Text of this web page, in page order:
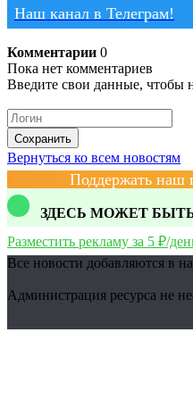
Наш канал в Телеграм!
Комментарии 0
Пока нет комментариев
Введите свои данные, чтобы
Сохранить
Вернуться ко всем новостям
Поддержать наш
ЗДЕСЬ МОЖЕТ
Разместить рекламу за 5 ₽/
Все новости добавляются в
Администрация ресурса не